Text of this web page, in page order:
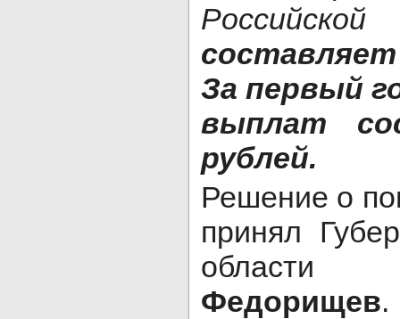
За первый
выплат
рублей.
Решение о
принял
Федорищев.